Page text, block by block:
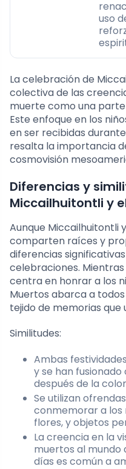
uso
La celebración de
colectiva de las
muerte como una
Este enfoque en los
en ser recibidas
resalta la importancia
cosmovisión
Diferencias y
Miccailhuitontli y
Aunque Miccailhuitontli
comparten raíces y
diferencias
celebraciones.
centra en honrar a los
Muertos abarca a
tejido de memorias que
Similitudes:
Ambas
y se han
después de la
Se utilizan
conmemorar a los
flores, y objetos
La creencia en la
muertos al mundo
días es común a